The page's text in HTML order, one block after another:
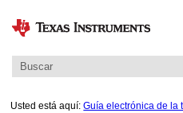
Saltar a
Usted está aquí: Guía electrónica de